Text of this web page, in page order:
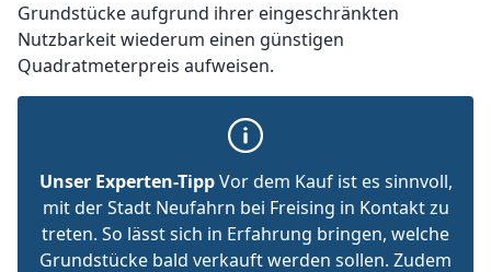
Grundstücke aufgrund ihrer eingeschränkten
Nutzbarkeit wiederum einen günstigen
Quadratmeterpreis aufweisen.
Unser Experten-TippVor dem Kauf ist es sinnvoll,
mit der Stadt Neufahrn bei Freising in Kontakt zu
treten. So lässt sich in Erfahrung bringen, welche
Grundstücke bald verkauft werden sollen. Zudem